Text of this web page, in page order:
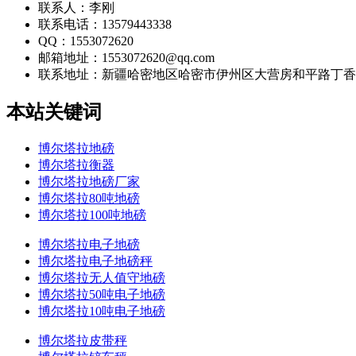
联系人：李刚
联系电话：13579443338
QQ：1553072620
邮箱地址：1553072620@qq.com
联系地址： 新疆哈密地区哈密市伊州区大营房和平路丁
本站关键词
博尔塔拉地磅
博尔塔拉衡器
博尔塔拉地磅厂家
博尔塔拉80吨地磅
博尔塔拉100吨地磅
博尔塔拉电子地磅
博尔塔拉电子地磅秤
博尔塔拉无人值守地磅
博尔塔拉50吨电子地磅
博尔塔拉10吨电子地磅
博尔塔拉皮带秤